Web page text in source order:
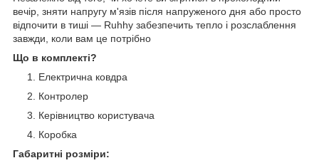
вечір, зняти напругу м'язів після напруженого дня або просто
відпочити в тиші — Ruhhy забезпечить тепло і розслаблення
завжди, коли вам це потрібно
Що в комплекті?
Електрична ковдра
Контролер
Керівництво користувача
Коробка
Габаритні розміри: